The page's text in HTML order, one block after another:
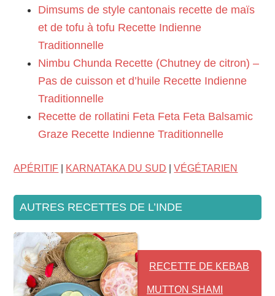
Dimsums de style cantonais recette de maïs
et de tofu à tofu Recette Indienne
Traditionnelle
Nimbu Chunda Recette (Chutney de citron) –
Pas de cuisson et d’huile Recette Indienne
Traditionnelle
Recette de rollatini Feta Feta Feta Balsamic
Graze Recette Indienne Traditionnelle
APÉRITIF KARNATAKA DU SUD |VÉGÉTARIEN
AUTRES RECETTES DE L’INDE
RECETTE DE KEBAB
MUTTON SHAMI